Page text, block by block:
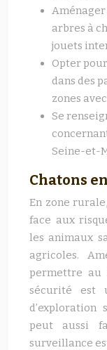
Aménager
arbres à
jouets
Opter
dans des
zones
Se
Seine-et-
Chatons
En zone
face aux
les animaux
agricoles.
permettre au
sécurité est
d’exploration
peut aussi
surveillance